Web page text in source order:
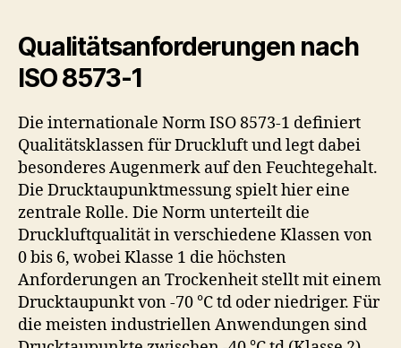
Qualitätsanforderungen nach
ISO 8573-1
Die internationale Norm ISO 8573-1 definiert
Qualitätsklassen für Druckluft und legt dabei
besonderes Augenmerk auf den Feuchtegehalt.
Die Drucktaupunktmessung spielt hier eine
zentrale Rolle. Die Norm unterteilt die
Druckluftqualität in verschiedene Klassen von
0 bis 6, wobei Klasse 1 die höchsten
Anforderungen an Trockenheit stellt mit einem
Drucktaupunkt von -70 °C td oder niedriger. Für
die meisten industriellen Anwendungen sind